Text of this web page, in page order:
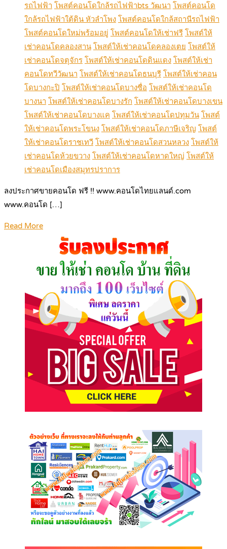
รถไฟฟ้า โพสต์คอนโดใกล้รถไฟฟ้าbts วัฒนา โพสต์คอนโด
ใกล้รถไฟฟ้าใต้ดิน หัวลำโพง โพสต์คอนโดใกล้สถานีรถไฟฟ้า
โพสต์คอนโดใหม่พร้อมอยู่ โพสต์คอนโดให้เช่าฟรี โพสต์ให้
เช่าคอนโดคลองสาน โพสต์ให้เช่าคอนโดคลองเตย โพสต์ให้
เช่าคอนโดจตุจักร โพสต์ให้เช่าคอนโดดินแดง โพสต์ให้เช่า
คอนโดทวีวัฒนา โพสต์ให้เช่าคอนโดธนบุรี โพสต์ให้เช่าคอน
โดบางกะปิ โพสต์ให้เช่าคอนโดบางซื่อ โพสต์ให้เช่าคอนโด
บางนา โพสต์ให้เช่าคอนโดบางรัก โพสต์ให้เช่าคอนโดบางเขน
โพสต์ให้เช่าคอนโดบางแค โพสต์ให้เช่าคอนโดปทุมวัน โพสต์
ให้เช่าคอนโดพระโขนง โพสต์ให้เช่าคอนโดภาษีเจริญ โพสต์
ให้เช่าคอนโดราชเทวี โพสต์ให้เช่าคอนโดสวนหลวง โพสต์ให้
เช่าคอนโดห้วยขวาง โพสต์ให้เช่าคอนโดหาดใหญ่ โพสต์ให้
เช่าคอนโดเมืองสมุทรปราการ
ลงประกาศขายคอนโด ฟรี !! www.คอนโดไทยแลนด์.com
www.คอนโด […]
Read More